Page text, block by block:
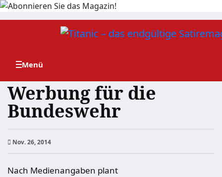
Zum
Werbung für die
Bundeswehr
Nov. 26, 2014
Nach Medienangaben plant